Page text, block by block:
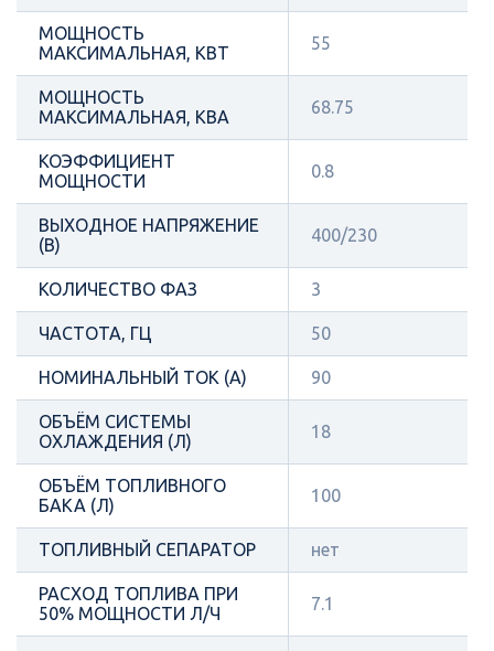
МОЩНОСТЬ
МАКСИМАЛЬНАЯ, КВТ
55
МОЩНОСТЬ
МАКСИМАЛЬНАЯ, КВА
68.75
КОЭФФИЦИЕНТ
МОЩНОСТИ
0.8
ВЫХОДНОЕ НАПРЯЖЕНИЕ
(В)
400/230
КОЛИЧЕСТВО ФАЗ 3
ЧАСТОТА, ГЦ 50
НОМИНАЛЬНЫЙ ТОК (А) 90
ОБЪЁМ СИСТЕМЫ
ОХЛАЖДЕНИЯ (Л)
18
ОБЪЁМ ТОПЛИВНОГО
БАКА (Л)
100
ТОПЛИВНЫЙ СЕПАРАТОР нет
РАСХОД ТОПЛИВА ПРИ
50% МОЩНОСТИ Л/Ч
7.1